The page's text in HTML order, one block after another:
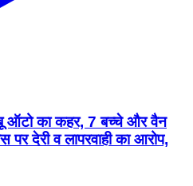
ऑटो का कहर, 7 बच्चे और वैन
देरी व लापरवाही का आरोप,